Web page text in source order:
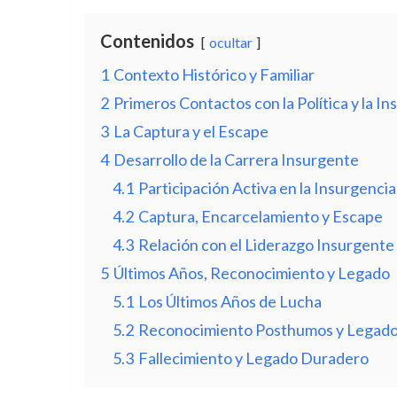
Contenidos ocultar
1 Contexto Histórico y Familiar
2 Primeros Contactos con la Política y la
3 La Captura y el Escape
4 Desarrollo de la Carrera Insurgente
4.1 Participación Activa en la Insurgencia
4.2 Captura, Encarcelamiento y Escape
4.3 Relación con el Liderazgo Insurgente
5 Últimos Años, Reconocimiento y Legado
5.1 Los Últimos Años de Lucha
5.2 Reconocimiento Posthumos y
5.3 Fallecimiento y Legado Duradero